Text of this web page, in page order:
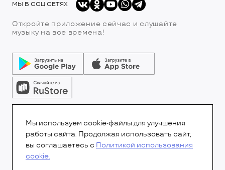
МЫ В СОЦ СЕТЯХ
Откройте приложение сейчас и слушайте
музыку на все времена!
© Все права защищены.Copyright 2026© Радио 7
Мы используем cookie-файлы для улучшения
работы сайта. Продолжая использовать сайт,
вы соглашаетесь с Политикой использования
cookie.